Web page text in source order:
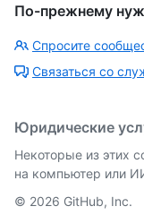
По-прежнему
Спросите
Связаться со
Юридические
Некоторые из этих
на компьютер или
© 2026 GitHub, Inc.